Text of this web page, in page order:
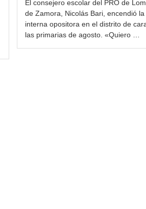
El consejero escolar del PRO de
de Zamora, Nicolás Bari, encendió la
interna opositora en el distrito de
las primarias de agosto. «Quiero …